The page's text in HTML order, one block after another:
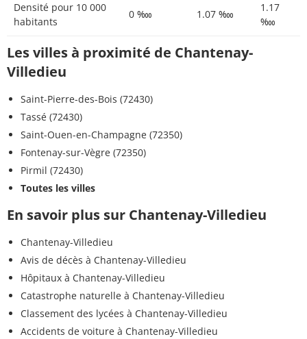
Densité pour 10 000
habitants
0 ‱ 1.07 ‱
1.17
‱
Les villes à proximité de Chantenay-
Villedieu
Saint-Pierre-des-Bois (72430)
Tassé (72430)
Saint-Ouen-en-Champagne (72350)
Fontenay-sur-Vègre (72350)
Pirmil (72430)
Toutes les villes
En savoir plus sur Chantenay-Villedieu
Chantenay-Villedieu
Avis de décès à Chantenay-Villedieu
Hôpitaux à Chantenay-Villedieu
Catastrophe naturelle à Chantenay-Villedieu
Classement des lycées à Chantenay-Villedieu
Accidents de voiture à Chantenay-Villedieu